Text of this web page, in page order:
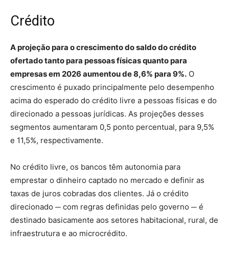
Crédito
A projeção para o crescimento do saldo do crédito
ofertado tanto para pessoas físicas quanto para
empresas em 2026 aumentou de 8,6% para 9%. O
crescimento é puxado principalmente pelo desempenho
acima do esperado do crédito livre a pessoas físicas e do
direcionado a pessoas jurídicas. As projeções desses
segmentos aumentaram 0,5 ponto percentual, para 9,5%
e 11,5%, respectivamente.
No crédito livre, os bancos têm autonomia para
emprestar o dinheiro captado no mercado e definir as
taxas de juros cobradas dos clientes. Já o crédito
direcionado ─ com regras definidas pelo governo ─ é
destinado basicamente aos setores habitacional, rural, de
infraestrutura e ao microcrédito.